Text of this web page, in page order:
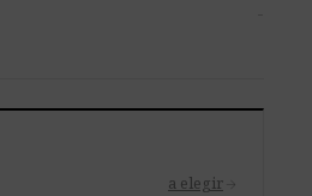
a elegir arrow_forward